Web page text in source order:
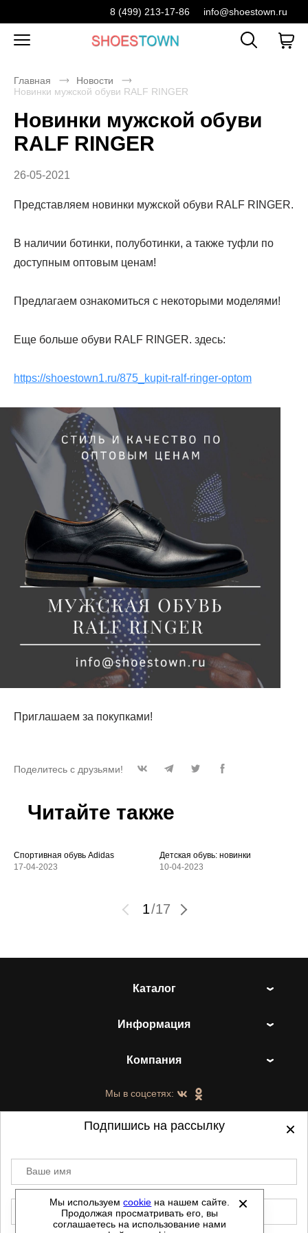
8 (499) 213-17-86 info@shoestown.ru
Главная
Новости
Новинки мужской обуви RALF RINGER
Новинки мужской обуви
RALF RINGER
26-05-2021
Представляем новинки мужской обуви RALF RINGER.
В наличии ботинки, полуботинки, а также туфли по
доступным оптовым ценам!
Предлагаем ознакомиться с некоторыми моделями!
Еще больше обуви RALF RINGER. здесь:
https://shoestown1.ru/875_kupit-ralf-ringer-optom
Приглашаем за покупками!
Поделитесь с друзьями!
Читайте также
Спортивная обувь Adidas
17-04-2023
Детская обувь: новинки
10-04-2023
1/17
Каталог
Информация
Компания
Мы в соцсетях:
©2021-2026 - ShoesTown.ru - все права
защищены.
Данный сайт не является интернет магазином и
Мы используемcookie на нашем сайте.
Продолжая просматривать его, вы
соглашаетесь на использование нами
Подпишись на рассылку
Ваше имя